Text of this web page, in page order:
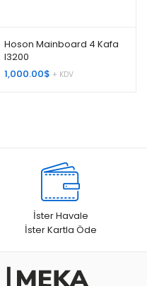
Hoson Mainboard 4 Kafa
I3200
1,000.00$ + KDV
İster Havale
İster Kartla Öde